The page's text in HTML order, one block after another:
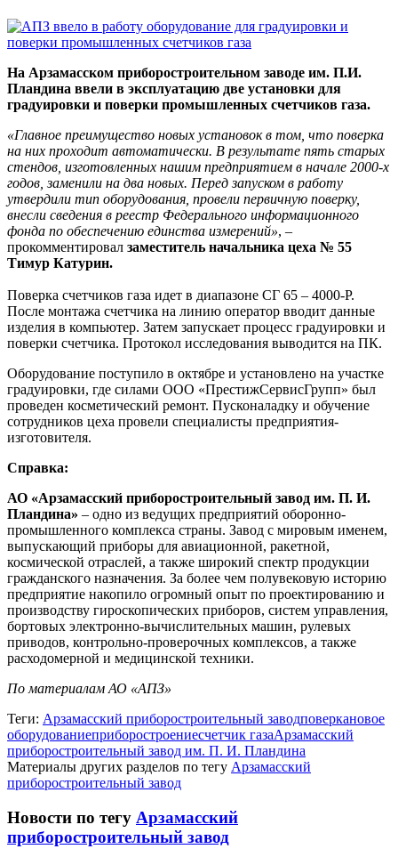
На Арзамасском приборостроительном заводе им. П.И.
Пландина ввели в эксплуатацию две установки для
градуировки и поверки промышленных счетчиков газа.
«Главное преимущество новых установок в том, что поверка
на них проходит автоматически. В результате пять старых
стендов, изготовленных нашим предприятием в начале 2000-х
годов, заменили на два новых. Перед запуском в работу
утвердили тип оборудования, провели первичную поверку,
внесли сведения в реестр Федерального информационного
фонда по обеспечению единства измерений», –
прокомментировал заместитель начальника цеха № 55
Тимур Катурин.
Поверка счетчиков газа идет в диапазоне СГ 65 – 4000-Р.
После монтажа счетчика на линию оператор вводит данные
изделия в компьютер. Затем запускает процесс градуировки и
поверки счетчика. Протокол исследования выводится на ПК.
Оборудование поступило в октябре и установлено на участке
градуировки, где силами ООО «ПрестижСервисГрупп» был
проведен косметический ремонт. Пусконаладку и обучение
сотрудников цеха провели специалисты предприятия-
изготовителя.
Справка:
АО «Арзамасский приборостроительный завод им. П. И.
Пландина» ‒ одно из ведущих предприятий оборонно-
промышленного комплекса страны. Завод с мировым именем,
выпускающий приборы для авиационной, ракетной,
космической отраслей, а также широкий спектр продукции
гражданского назначения. За более чем полувековую историю
предприятие накопило огромный опыт по проектированию и
производству гироскопических приборов, систем управления,
бортовых электронно-вычислительных машин, рулевых
приводов, контрольно-проверочных комплексов, а также
расходомерной и медицинской техники.
По материалам АО «АПЗ»
Теги: Арзамасский приборостроительный заводповеркановое
оборудованиеприборостроениесчетчик газаАрзамасский
приборостроительный завод им. П. И. Пландина
Материалы других разделов по тегу Арзамасский
приборостроительный завод
Новости по тегу Арзамасский
приборостроительный завод